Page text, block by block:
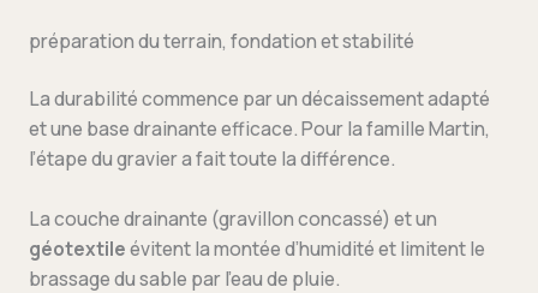
préparation du terrain, fondation et stabilité
La durabilité commence par un décaissement adapté
et une base drainante efficace. Pour la famille Martin,
l’étape du gravier a fait toute la différence.
La couche drainante (gravillon concassé) et un
géotextileévitent la montée d’humidité et limitent le
brassage du sable par l’eau de pluie.